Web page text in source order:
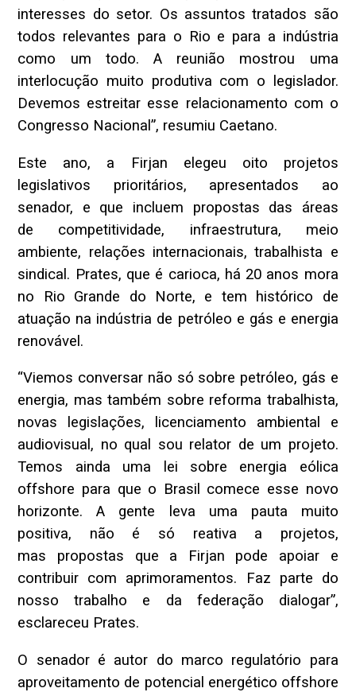
interesses do setor. Os assuntos tratados são
todos relevantes para o Rio e para a indústria
como um todo. A reunião mostrou uma
interlocução muito produtiva com o legislador.
Devemos estreitar esse relacionamento com o
Congresso Nacional”, resumiu Caetano.
Este ano, a Firjan elegeu oito projetos
legislativos prioritários, apresentados ao
senador, e que incluem propostas das áreas
de competitividade, infraestrutura, meio
ambiente, relações internacionais, trabalhista e
sindical. Prates, que é carioca, há 20 anos mora
no Rio Grande do Norte, e tem histórico de
atuação na indústria de petróleo e gás e energia
renovável.
“Viemos conversar não só sobre petróleo, gás e
energia, mas também sobre reforma trabalhista,
novas legislações, licenciamento ambiental e
audiovisual, no qual sou relator de um projeto.
Temos ainda uma lei sobre energia eólica
offshore para que o Brasil comece esse novo
horizonte. A gente leva uma pauta muito
positiva, não é só reativa a projetos,
mas propostas que a Firjan pode apoiar e
contribuir com aprimoramentos. Faz parte do
nosso trabalho e da federação dialogar”,
esclareceu Prates.
O senador é autor do marco regulatório para
aproveitamento de potencial energético offshore